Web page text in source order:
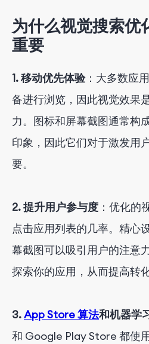
为什么视觉搜索优
重要
1. 移动优先体验：大多数应
备进行浏览，因此视觉效果
力。图标和屏幕截图通常构
印象，因此它们对于激发用
要。
2. 提升用户参与度 ：优化的
点击应用列表的几率。精心
幕截图可以吸引用户的注意
探索你的应用，从而提高转化
3.App Store 算法和机器学
和 Google Play Store 都使